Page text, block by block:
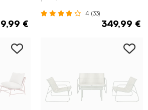
€
4 (33)
349,99 €